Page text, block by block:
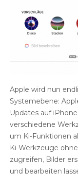
Apple wird nun
Systemebene:
Updates auf
verschiedene
um Ki-Funktionen
Ki-Werkzeuge
zugreifen, Bilder
und bearbeiten